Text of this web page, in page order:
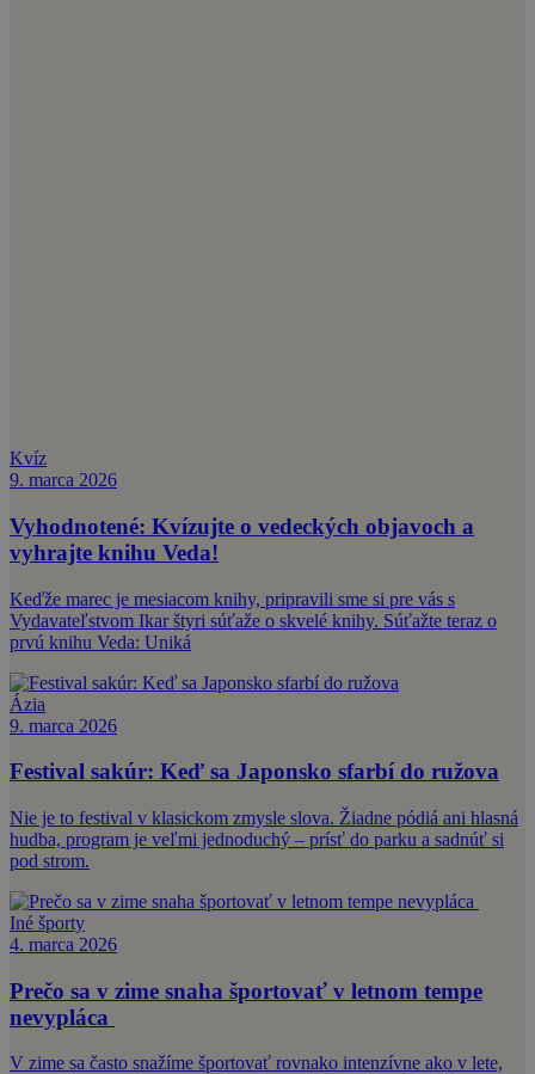
Kvíz
9. marca 2026
Vyhodnotené: Kvízujte o vedeckých objavoch a
vyhrajte knihu Veda!
Keďže marec je mesiacom knihy, pripravili sme si pre vás s
Vydavateľstvom Ikar štyri súťaže o skvelé knihy. Súťažte teraz o
prvú knihu Veda: Uniká
Ázia
9. marca 2026
Festival sakúr: Keď sa Japonsko sfarbí do ružova
Nie je to festival v klasickom zmysle slova. Žiadne pódiá ani hlasná
hudba, program je veľmi jednoduchý – prísť do parku a sadnúť si
pod strom.
Iné športy
4. marca 2026
Prečo sa v zime snaha športovať v letnom tempe
nevypláca
V zime sa často snažíme športovať rovnako intenzívne ako v lete,